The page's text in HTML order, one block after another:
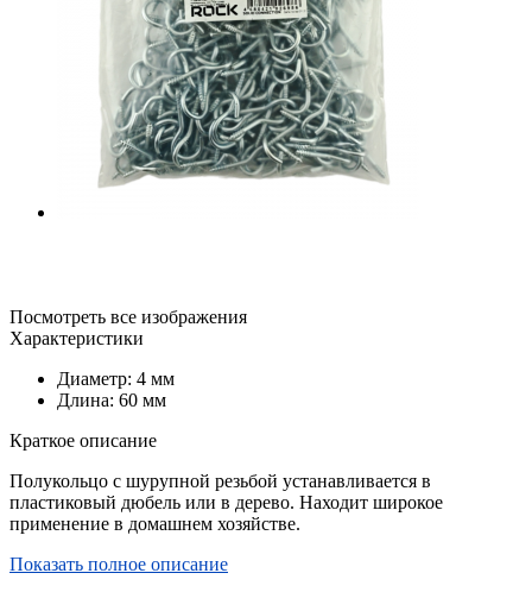
Посмотреть все изображения
Характеристики
Диаметр: 4 мм
Длина: 60 мм
Краткое описание
Полукольцо с шурупной резьбой устанавливается в
пластиковый дюбель или в дерево. Находит широкое
применение в домашнем хозяйстве.
Показать полное описание